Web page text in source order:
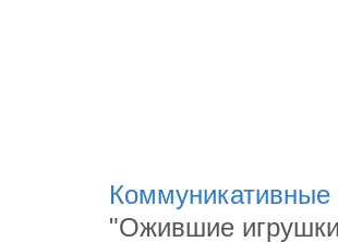
Коммуникативные
"Ожившие